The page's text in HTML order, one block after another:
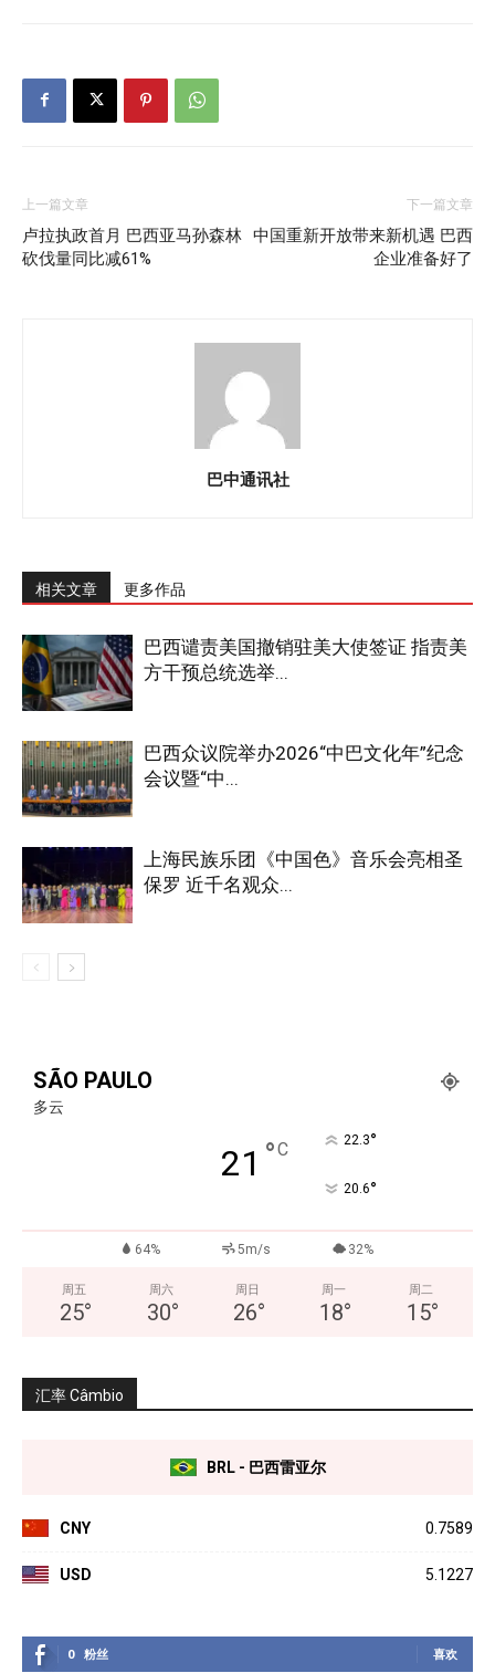
上一篇文章
卢拉执政首月 巴西亚马孙森林
砍伐量同比减61%
下一篇文章
中国重新开放带来新机遇 巴西
企业准备好了
巴中通讯社
相关文章 更多作品
巴西谴责美国撤销驻美大使签证 指责美
方干预总统选举...
巴西众议院举办2026“中巴文化年”纪念
会议暨“中...
上海民族乐团《中国色》音乐会亮相圣
保罗 近千名观众...
SÃO PAULO
多云
21 °C 22.3°
20.6°
64% 5m/s 32%
周五
25°
周六
30°
周日
26°
周一
18°
周二
15°
汇率 Câmbio
BRL - 巴西雷亚尔
CNY 0.7589
USD 5.1227
0 粉丝 喜欢